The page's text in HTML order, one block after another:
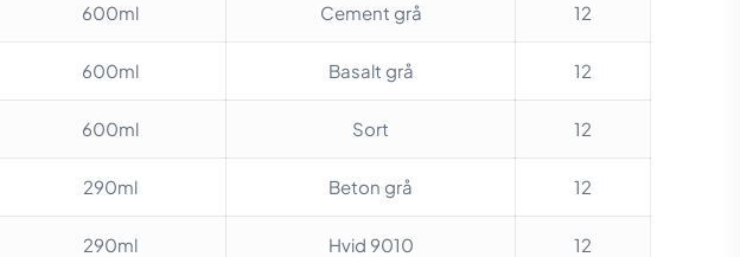
600ml Cement grå 12
600ml Basalt grå 12
600ml Sort 12
290ml Beton grå 12
290ml Hvid 9010 12